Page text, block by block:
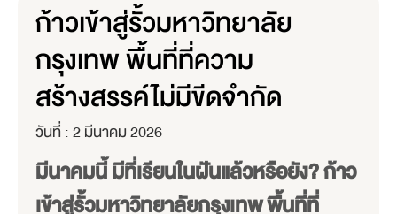
ก้าวเข้าสู่รั้วมหาวิทยาลัย
กรุงเทพ พื้นที่ที่ความ
สร้างสรรค์ไม่มีขีดจำกัด
วันที่ :2 มีนาคม 2026
มีนาคมนี้ มีที่เรียนในฝันแล้วหรือยัง? ก้าว
เข้าสู่รั้วมหาวิทยาลัยกรุงเทพ พื้นที่ที่